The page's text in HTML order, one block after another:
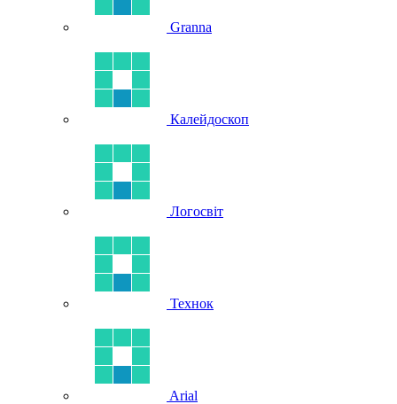
Granna
Калейдоскоп
Логосвіт
Технок
Arial